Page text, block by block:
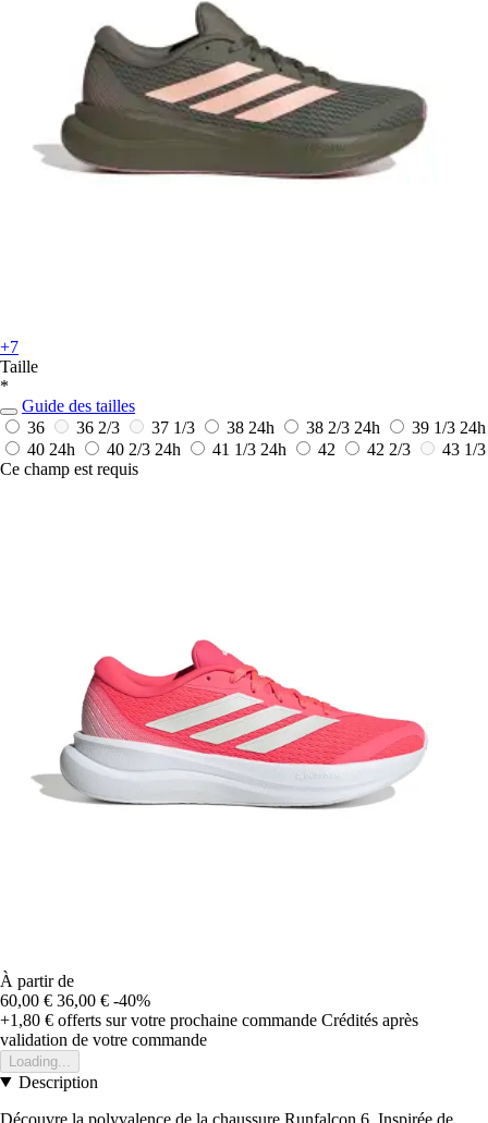
+7
Taille
*
Guide des tailles
36
36 2/3 37 1/3 38 24h 38 2/3 24h 39 1/3 24h
40 24h 40 2/3 24h 41 1/3 24h 42 42 2/3
43 1/3
Ce champ est requis
À partir de
60,00 € 36,00 € -40%
+1,80 € offerts sur votre prochaine commande Crédités après
validation de votre commande
Loading...
Description
Découvre la polyvalence de la chaussure Runfalcon 6. Inspirée de